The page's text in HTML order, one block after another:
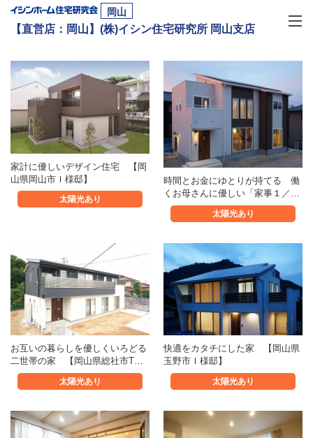
岡山
【直営店：岡山】(株)イシン住宅研究所 岡山支店
家計に優しいデザイン住宅 【岡
山県岡山市Ｉ様邸】
太陽光あり
時間とお金にゆとりが持てる 働
くお母さんに優しい「家事１／…
太陽光あり
お互いの暮らしを優しくいろどる
二世帯の家 【岡山県総社市T…
太陽光あり
快適をカタチにした家 【岡山県
玉野市Ｉ様邸】
太陽光あり